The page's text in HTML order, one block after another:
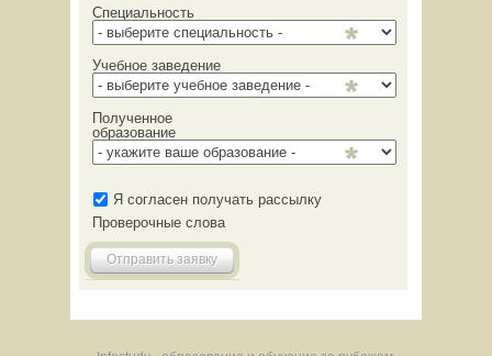
Специальность
Учебное заведение
Полученное
образование
Я согласен получать рассылку
Проверочные слова
Отправить заявку